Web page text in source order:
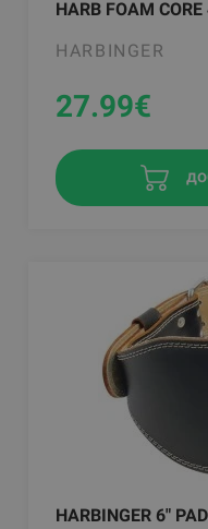
HARB FOAM
HARBINGER
27.99€
HARBINGER 6"